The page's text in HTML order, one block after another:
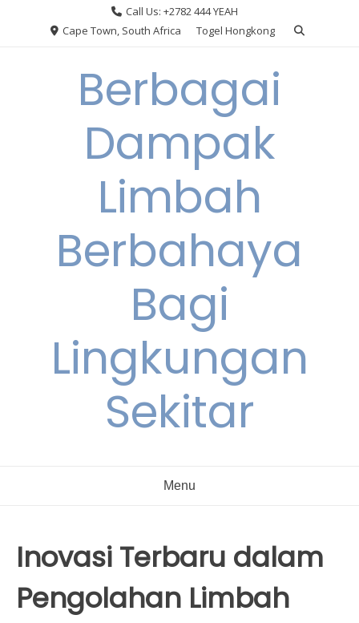
Call Us: +2782 444 YEAH
Cape Town, South Africa
Togel Hongkong
Berbagai
Dampak
Limbah
Berbahaya
Bagi
Lingkungan
Sekitar
Menu
Inovasi Terbaru dalam
Pengolahan Limbah